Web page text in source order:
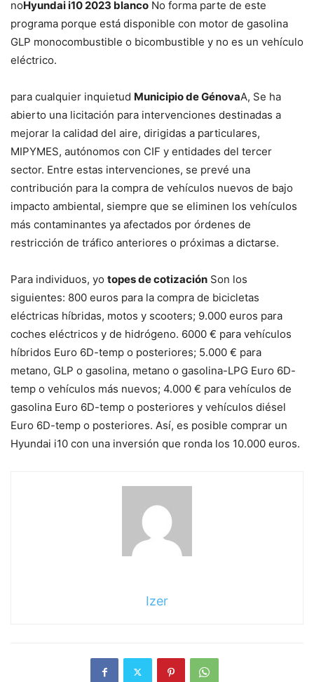
noHyundai i10 2023 blanco No forma parte de este
programa porque está disponible con motor de gasolina
GLP monocombustible o bicombustible y no es un vehículo
eléctrico.
para cualquier inquietud Municipio de GénovaA, Se ha
abierto una licitación para intervenciones destinadas a
mejorar la calidad del aire, dirigidas a particulares,
MIPYMES, autónomos con CIF y entidades del tercer
sector. Entre estas intervenciones, se prevé una
contribución para la compra de vehículos nuevos de bajo
impacto ambiental, siempre que se eliminen los vehículos
más contaminantes ya afectados por órdenes de
restricción de tráfico anteriores o próximas a dictarse.
Para individuos, yo topes de cotización Son los
siguientes: 800 euros para la compra de bicicletas
eléctricas híbridas, motos y scooters; 9.000 euros para
coches eléctricos y de hidrógeno. 6000 € para vehículos
híbridos Euro 6D-temp o posteriores; 5.000 € para
metano, GLP o gasolina, metano o gasolina-LPG Euro 6D-
temp o vehículos más nuevos; 4.000 € para vehículos de
gasolina Euro 6D-temp o posteriores y vehículos diésel
Euro 6D-temp o posteriores. Así, es posible comprar un
Hyundai i10 con una inversión que ronda los 10.000 euros.
Izer